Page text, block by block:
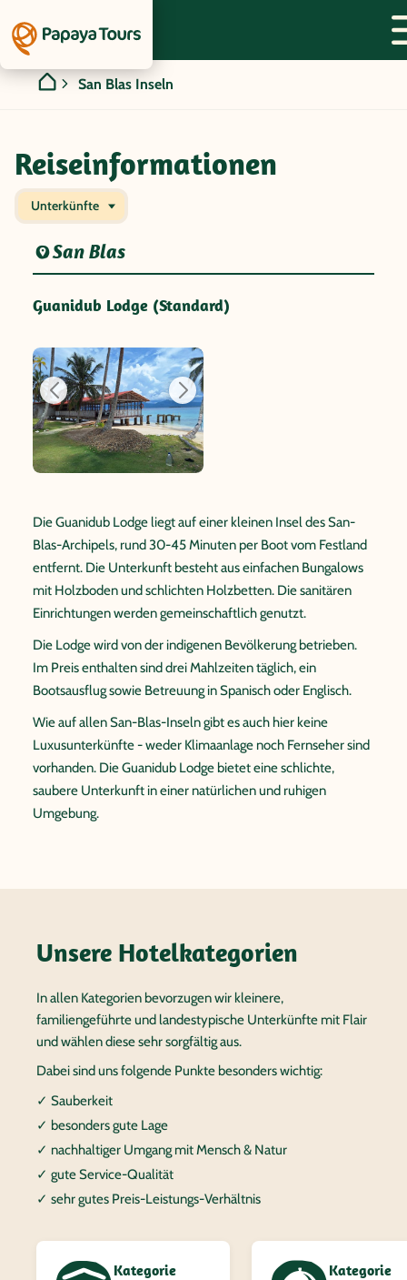
San Blas Inseln
Reiseinformationen
Unterkünfte
San Blas
Guanidub Lodge (Standard)
Die Guanidub Lodge liegt auf einer kleinen Insel des San-
Blas-Archipels, rund 30-45 Minuten per Boot vom Festland
entfernt. Die Unterkunft besteht aus einfachen Bungalows
mit Holzboden und schlichten Holzbetten. Die sanitären
Einrichtungen werden gemeinschaftlich genutzt.
Die Lodge wird von der indigenen Bevölkerung betrieben.
Im Preis enthalten sind drei Mahlzeiten täglich, ein
Bootsausflug sowie Betreuung in Spanisch oder Englisch.
Wie auf allen San-Blas-Inseln gibt es auch hier keine
Luxusunterkünfte - weder Klimaanlage noch Fernseher sind
vorhanden. Die Guanidub Lodge bietet eine schlichte,
saubere Unterkunft in einer natürlichen und ruhigen
Umgebung.
Unsere Hotelkategorien
In allen Kategorien bevorzugen wir kleinere,
familiengeführte und landestypische Unterkünfte mit Flair
und wählen diese sehr sorgfältig aus.
Dabei sind uns folgende Punkte besonders wichtig:
✓ Sauberkeit
✓ besonders gute Lage
✓ nachhaltiger Umgang mit Mensch & Natur
✓ gute Service-Qualität
✓ sehr gutes Preis-Leistungs-Verhältnis
Kategorie
Kategorie